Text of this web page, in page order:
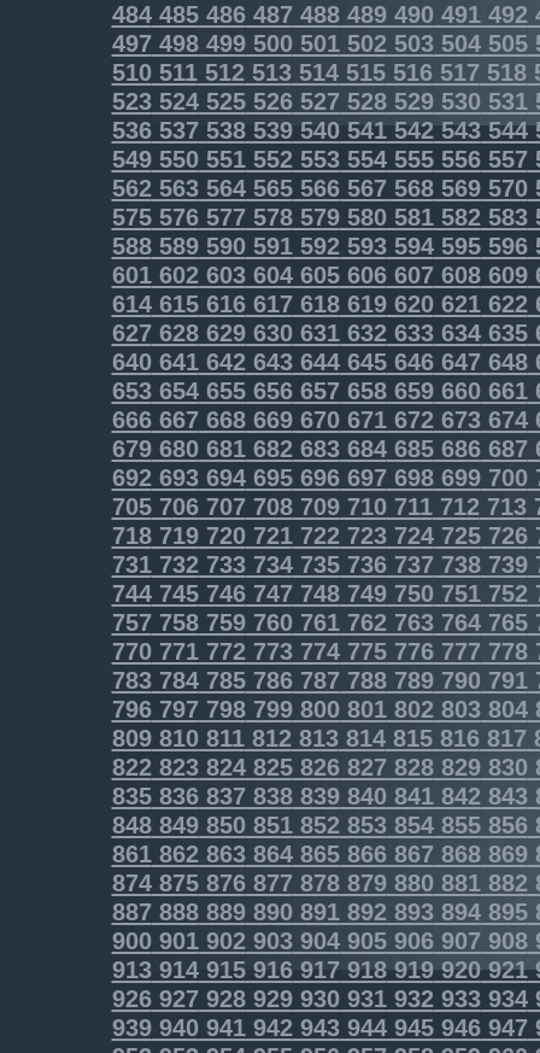
484485486487 488489490491492
497498499500501502503504505
510511512513514515516517 518
523524525526527 528529530 531
536537538539540541542543544
549550551552553554555556557
562563564565566567568569570
575576577578579580581582583
588589590591592593594595596
601602603604605606607608609
614615616617618619620621622
627628629630631632633634635
640641642643644645646647648
653654655656657658659660661
666667668669670671672673674
679680681682683684685686687
692693694695696697698699700
705706707708709710711712713
718719720721722723724725726
731732733734735736737 738739
744745746747748749750751752
757758759760761762763764765
770771772773774775776777 778
783784785786787788789790791
796797798799800801802803804
809810811812813814815816817
822823824825826827 828829830
835836837838839840841842843
848849850851852853854855856
861862863864865866867 868869
874875876877 878879880 881882
887888889890891892893894895
900901902903904905906907 908
913914915916917918919920921
926927928929930931932933934
939940941942943944945946947